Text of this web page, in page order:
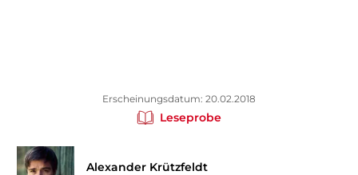
Erscheinungsdatum: 20.02.2018
Leseprobe
Alexander Krützfeldt